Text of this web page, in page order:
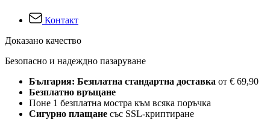
Контакт
Доказано качество
Безопасно и надеждно пазаруване
България: Безплатна стандартна доставка от € 69,90
Безплатно връщане
Поне 1 безплатна мостра към всяка поръчка
Сигурно плащане със SSL-криптиране